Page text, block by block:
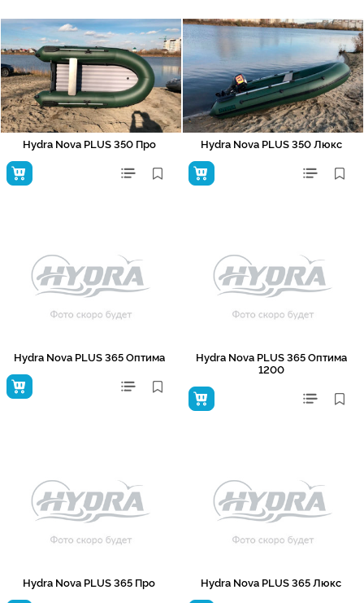
Hydra Nova PLUS 350 Про Hydra Nova PLUS 350 Люкс
Hydra Nova PLUS 365 Оптима
Hydra Nova PLUS 365 Оптима
1200
Hydra Nova PLUS 365 Про Hydra Nova PLUS 365 Люкс